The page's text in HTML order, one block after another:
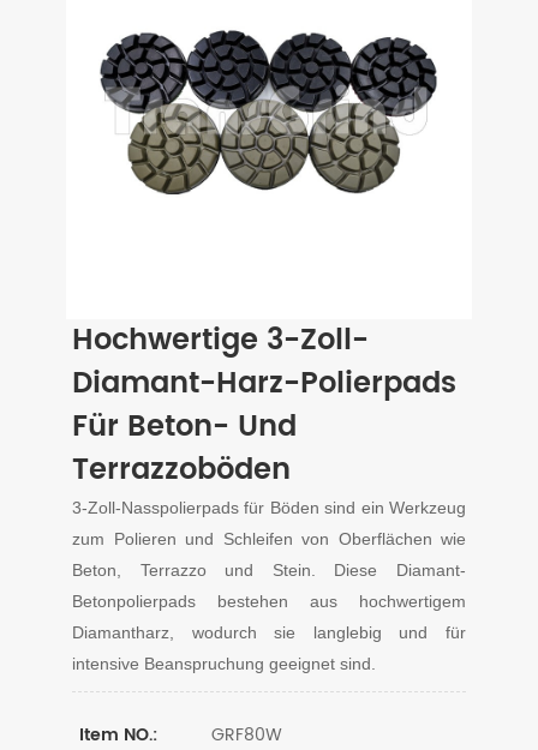
Hochwertige 3-Zoll-
Diamant-Harz-Polierpads
Für Beton- Und
Terrazzoböden
3-Zoll-Nasspolierpads für Böden sind ein Werkzeug
zum Polieren und Schleifen von Oberflächen wie
Beton, Terrazzo und Stein. Diese Diamant-
Betonpolierpads bestehen aus hochwertigem
Diamantharz, wodurch sie langlebig und für
intensive Beanspruchung geeignet sind.
Item NO.: GRF80W